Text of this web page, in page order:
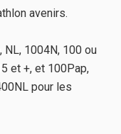
avenirs.
NL, 1004N, 100 ou
et +, et 100Pap,
pour les